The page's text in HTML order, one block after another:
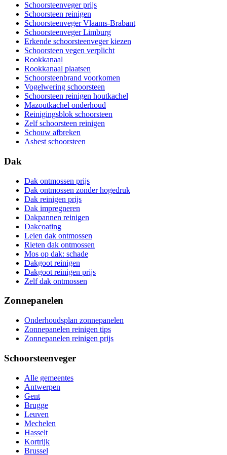
Schoorsteenveger prijs
Schoorsteen reinigen
Schoorsteenveger Vlaams-Brabant
Schoorsteenveger Limburg
Erkende schoorsteenveger kiezen
Schoorsteen vegen verplicht
Rookkanaal
Rookkanaal plaatsen
Schoorsteenbrand voorkomen
Vogelwering schoorsteen
Schoorsteen reinigen houtkachel
Mazoutkachel onderhoud
Reinigingsblok schoorsteen
Zelf schoorsteen reinigen
Schouw afbreken
Asbest schoorsteen
Dak
Dak ontmossen prijs
Dak ontmossen zonder hogedruk
Dak reinigen prijs
Dak impregneren
Dakpannen reinigen
Dakcoating
Leien dak ontmossen
Rieten dak ontmossen
Mos op dak: schade
Dakgoot reinigen
Dakgoot reinigen prijs
Zelf dak ontmossen
Zonnepanelen
Onderhoudsplan zonnepanelen
Zonnepanelen reinigen tips
Zonnepanelen reinigen prijs
Schoorsteenveger
Alle gemeentes
Antwerpen
Gent
Brugge
Leuven
Mechelen
Hasselt
Kortrijk
Brussel